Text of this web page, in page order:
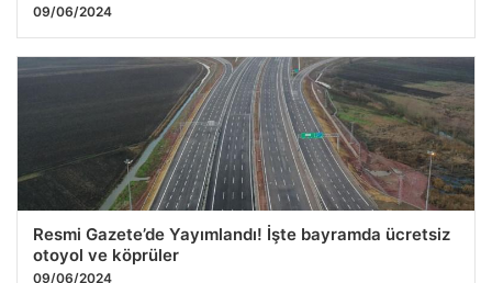
09/06/2024
Resmi Gazete’de Yayımlandı! İşte bayramda ücretsiz
otoyol ve köprüler
09/06/2024